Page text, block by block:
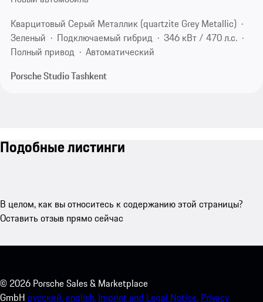
Кварцитовый Серый Металлик (quartzite Grey Metallic)
Зеленый
Подключаемый гибрид
346 кВт / 470 л.с.
Полный привод
Автоматический
Porsche Studio Tashkent
Подобные листинги
В целом, как вы относитесь к содержанию этой страницы?
Оставить отзыв прямо сейчас
© 2026 Porsche Sales & Marketplace
GmbH русский.english. Imprint and Legal Notice. Privacy